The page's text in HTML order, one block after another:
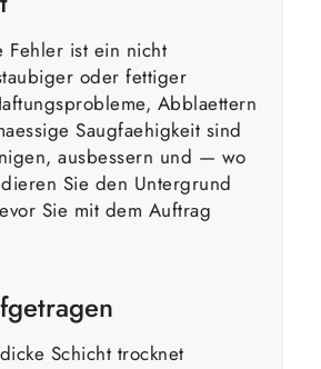
Fehler ist ein nicht
oder fettiger
Abblaettern
Saugfaehigkeit sind
ausbessern und — wo
Sie den Untergrund
Sie mit dem Auftrag
Schicht trocknet